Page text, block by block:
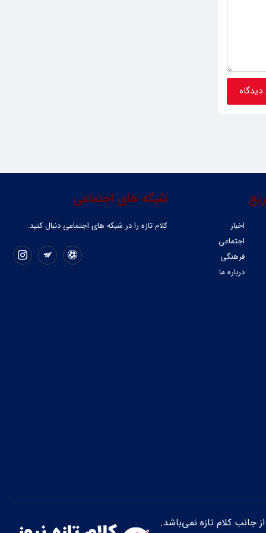
شبکه های اجتماعی
کلام تازه را در شبکه ‌های اجتماعی دنبال کنید.
اخبار
اجتماعی
فرهنگی
درباره ما
جانب کلام تازه نمی‌باشد.